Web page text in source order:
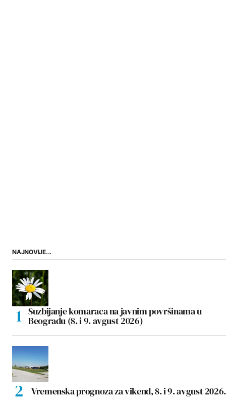
NAJNOVIJE...
Suzbijanje komaraca na javnim površinama u
Beogradu (8. i 9. avgust 2026)
Vremenska prognoza za vikend, 8. i 9. avgust 2026.